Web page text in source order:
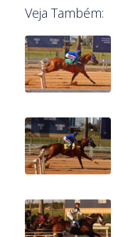
Veja Também: